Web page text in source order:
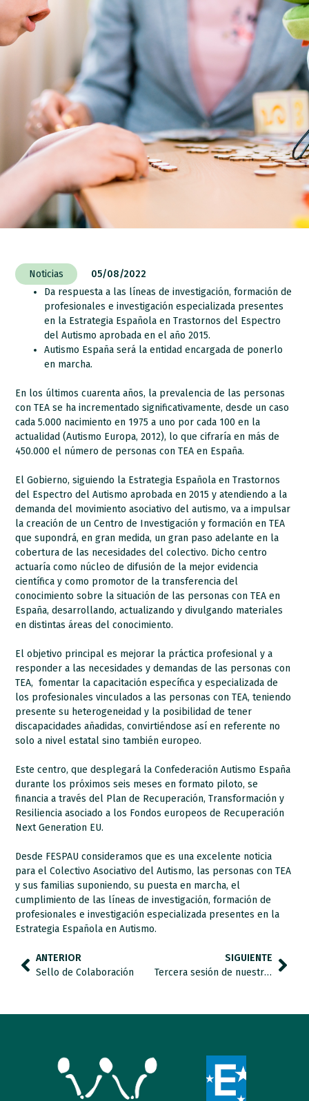
Noticias
05/08/2022
Da respuesta a las líneas de investigación, formación de
profesionales e investigación especializada presentes
en la Estrategia Española en Trastornos del Espectro
del Autismo aprobada en el año 2015.
Autismo España será la entidad encargada de ponerlo
en marcha.
En los últimos cuarenta años, la prevalencia de las personas
con TEA se ha incrementado significativamente, desde un caso
cada 5.000 nacimiento en 1975 a uno por cada 100 en la
actualidad (Autismo Europa, 2012), lo que cifraría en más de
450.000 el número de personas con TEA en España.
El Gobierno, siguiendo la Estrategia Española en Trastornos
del Espectro del Autismo aprobada en 2015 y atendiendo a la
demanda del movimiento asociativo del autismo, va a impulsar
la creación de un Centro de Investigación y formación en TEA
que supondrá, en gran medida, un gran paso adelante en la
cobertura de las necesidades del colectivo. Dicho centro
actuaría como núcleo de difusión de la mejor evidencia
científica y como promotor de la transferencia del
conocimiento sobre la situación de las personas con TEA en
España, desarrollando, actualizando y divulgando materiales
en distintas áreas del conocimiento.
El objetivo principal es mejorar la práctica profesional y a
responder a las necesidades y demandas de las personas con
TEA, fomentar la capacitación específica y especializada de
los profesionales vinculados a las personas con TEA, teniendo
presente su heterogeneidad y la posibilidad de tener
discapacidades añadidas, convirtiéndose así en referente no
solo a nivel estatal sino también europeo.
Este centro, que desplegará la Confederación Autismo España
durante los próximos seis meses en formato piloto, se
financia a través del Plan de Recuperación, Transformación y
Resiliencia asociado a los Fondos europeos de Recuperación
Next Generation EU.
Desde FESPAU consideramos que es una excelente noticia
para el Colectivo Asociativo del Autismo, las personas con TEA
y sus familias suponiendo, su puesta en marcha, el
cumplimiento de las líneas de investigación, formación de
profesionales e investigación especializada presentes en la
Estrategia Española en Autismo.
ANTERIOR
Sello de Colaboración
SIGUIENTE
Tercera sesión de nuestro Ciclo de Jornadas Legislativas